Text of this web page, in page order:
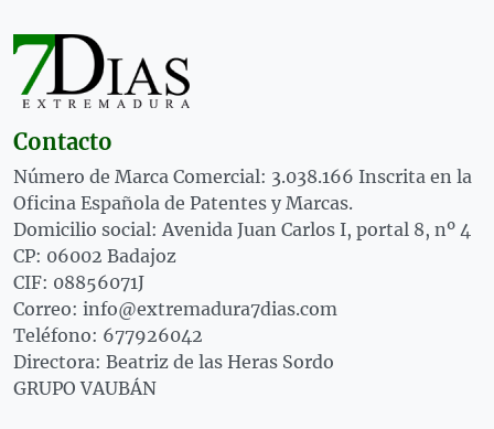
Contacto
Número de Marca Comercial: 3.038.166 Inscrita en la
Oficina Española de Patentes y Marcas.
Domicilio social: Avenida Juan Carlos I, portal 8, nº 4
CP: 06002 Badajoz
CIF: 08856071J
Correo: info@extremadura7dias.com
Teléfono: 677926042
Directora: Beatriz de las Heras Sordo
GRUPO VAUBÁN